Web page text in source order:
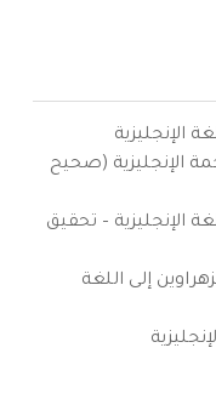
الإنجليزية
الإنجليزية (صحيح
الإنجليزية – تحقيق
إلى اللغة